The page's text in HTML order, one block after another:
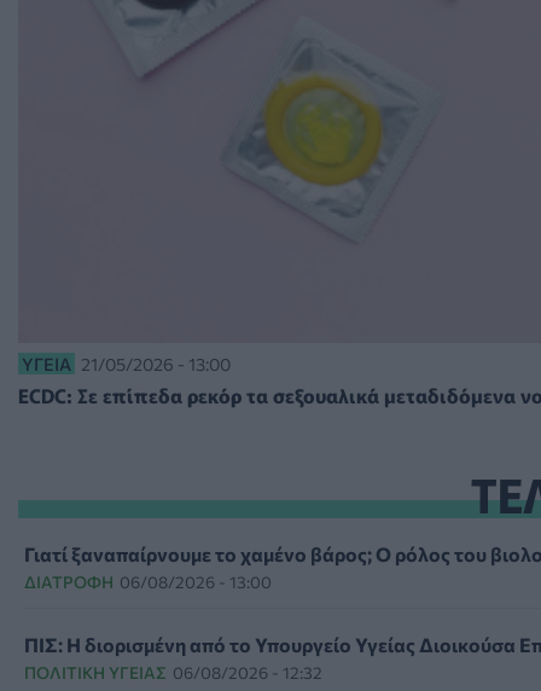
ΥΓΕΊΑ 21/05/2026 - 13:00
ECDC: Σε επίπεδα ρεκόρ τα σεξουαλικά μεταδιδόμενα
Γιατί ξαναπαίρνουμε το χαμένο βάρος; Ο ρόλος του
ΔΙΑΤΡΟΦΉ 06/08/2026 - 13:00
ΠΙΣ: Η διορισμένη από το Υπουργείο Υγείας Διοικούσα
ΠΟΛΙΤΙΚΉ ΥΓΕΊΑΣ 06/08/2026 - 12:32